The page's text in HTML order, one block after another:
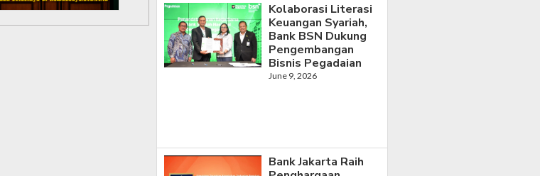
Kolaborasi Literasi
Keuangan Syariah,
Bank BSN Dukung
Pengembangan
Bisnis Pegadaian
June 9, 2026
Bank Jakarta Raih